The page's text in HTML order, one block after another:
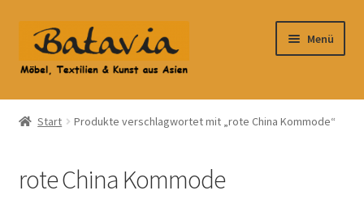
Zur
Navigation
springen
Zum
Inhalt
springen
Menü
Start
AGB
Start Produkte verschlagwortet mit „rote China Kommode“
rote China Kommode